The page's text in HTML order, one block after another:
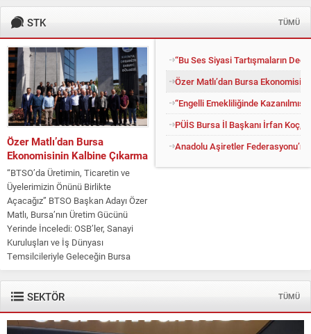
STK TÜMÜ
“Engelli Emekliliğinde
Kazanılmış Haklar Korunmalı,
Belirsizlikler Son Bulmalı”
7538 Sayılı Kanun Sonrası Engelli
Emekliliğinde Yeni Dönem
Tartışılıyor: Binlerce Vatandaş Hak
Kaybı Endişesi Yaşıyor Engelli
Emeklilik Dayanışma Derneği
(EMED) Başkanı Nazlı Tetik, 15
Ocak 2025 tarihinde yürürlüğe giren
7538 sayılı Sosyal Sigortalar ve
Genel Sağlık Sigortası Kanunu’nda
Değişiklik Yapılmasına...
“Bu Ses Siyasi Tartışmaların
Özer Matlı’dan Bursa
“Engelli Emekliliğinde
PÜİS Bursa İl Başkanı İrfan Koç,
Anadolu Aşiretler
SEKTÖR TÜMÜ